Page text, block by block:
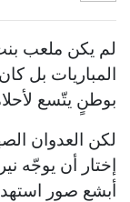
لم يكن ملعب
المباريات بل
بوطنٍ يتّسع
لكن العدوان
إختار أن يوجّه
أبشع صور